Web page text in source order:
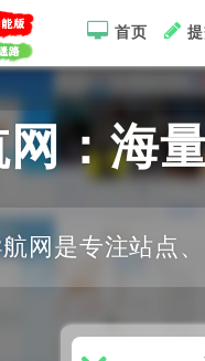
首页
：海
网是专注站点